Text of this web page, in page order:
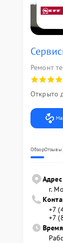
Ремонт
Открыто
ОбзорОтзывы
Адрес
г.
+7
+7